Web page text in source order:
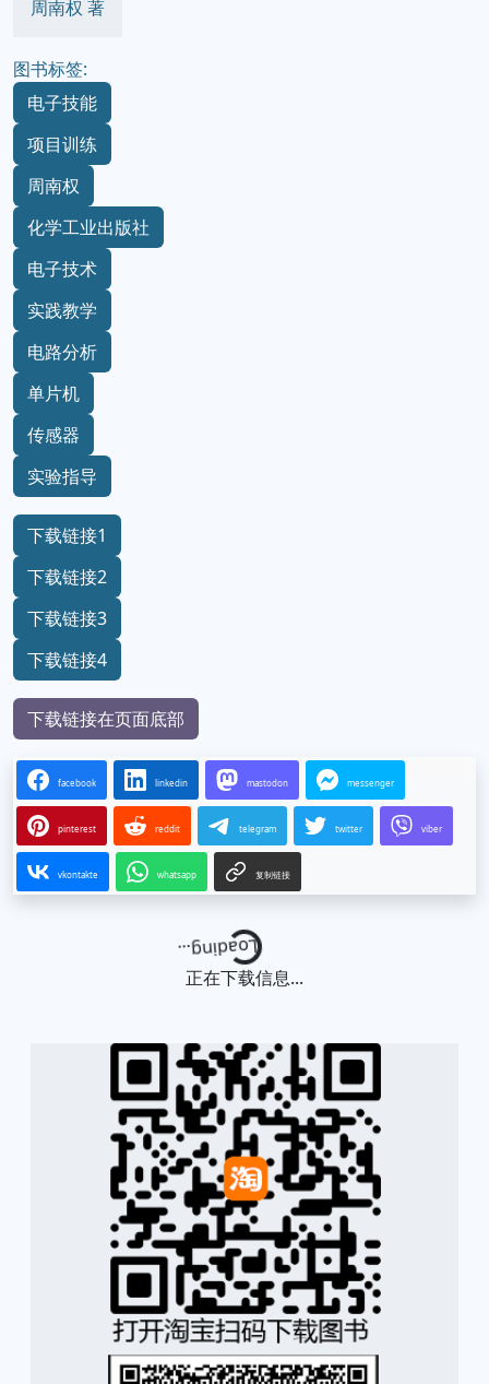
周南权 著
图书标签:
电子技能
项目训练
周南权
化学工业出版社
电子技术
实践教学
电路分析
单片机
传感器
实验指导
下载链接1
下载链接2
下载链接3
下载链接4
下载链接在页面底部
facebook linkedin mastodon messenger
pinterest reddit telegram twitter viber
vkontakte whatsapp 复制链接
Loading...
正在下载信息...